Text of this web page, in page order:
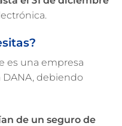
es una empresa
DANA, debiendo
de un seguro de